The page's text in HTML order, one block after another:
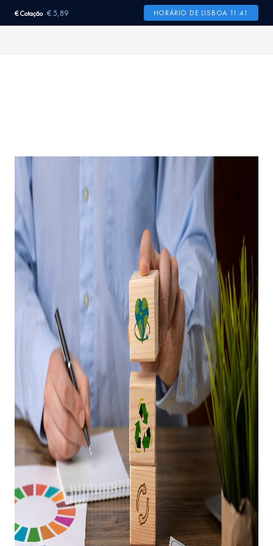
€ Cotação € 5,89 HORÁRIO DE LISBOA 11:41